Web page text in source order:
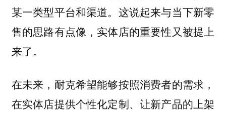
某一类型平台和渠道。这说起来与当下新零
售的思路有点像，实体店的重要性又被提上
来了。
在未来，耐克希望能够按照消费者的需求，
在实体店提供个性化定制、让新产品的上架